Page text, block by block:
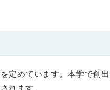
定めています。本学で創